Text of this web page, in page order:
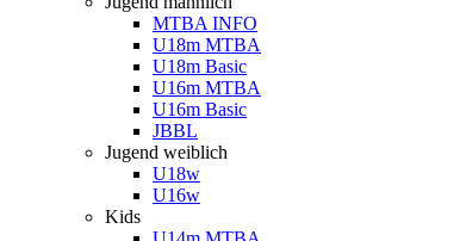
MTBA INFO
U18m MTBA
U18m Basic
U16m MTBA
U16m Basic
JBBL
Jugend weiblich
U18w
U16w
Kids